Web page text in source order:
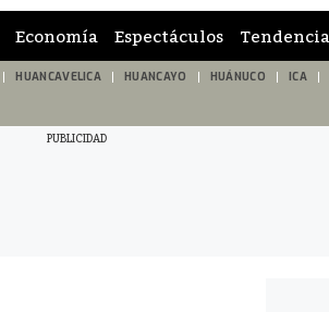
Economía Espectáculos Tendencia
HUANCAVELICA HUANCAYO HUÁNUCO ICA